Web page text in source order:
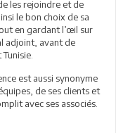
les rejoindre et de
le bon choix de sa
en gardant l’œil sur
adjoint, avant de
est aussi synonyme
de ses clients et
avec ses associés.